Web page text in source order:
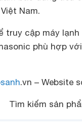
Nam.
truy cập máy
phù hợp
.vn – Website
Tìm kiếm sản